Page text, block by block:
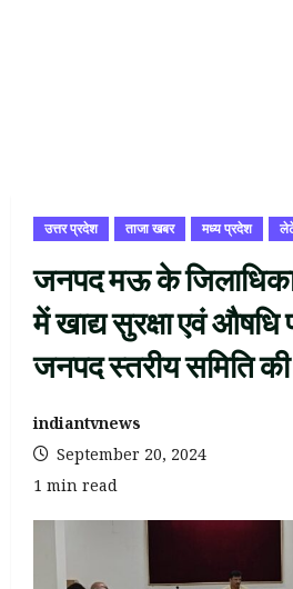
उत्तर प्रदेश ताजा खबर मध्य प्रदेश
जनपद मऊ के
में खाद्य सुरक्षा एवं
जनपद स्तरीय समिति
indiantvnews
September 20, 2024
1 min read